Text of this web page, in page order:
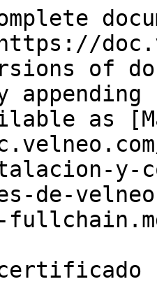
of
as
y-
de-